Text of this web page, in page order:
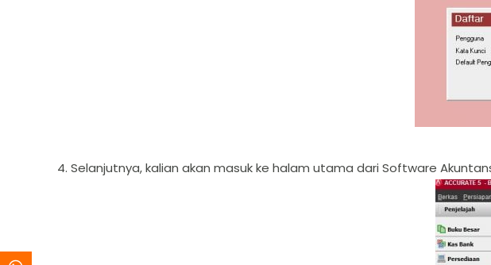
4. Selanjutnya, kalian akan masuk ke halam utama dari Software